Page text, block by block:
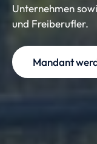
Unternehmen
und Freiberufler.
Mandant